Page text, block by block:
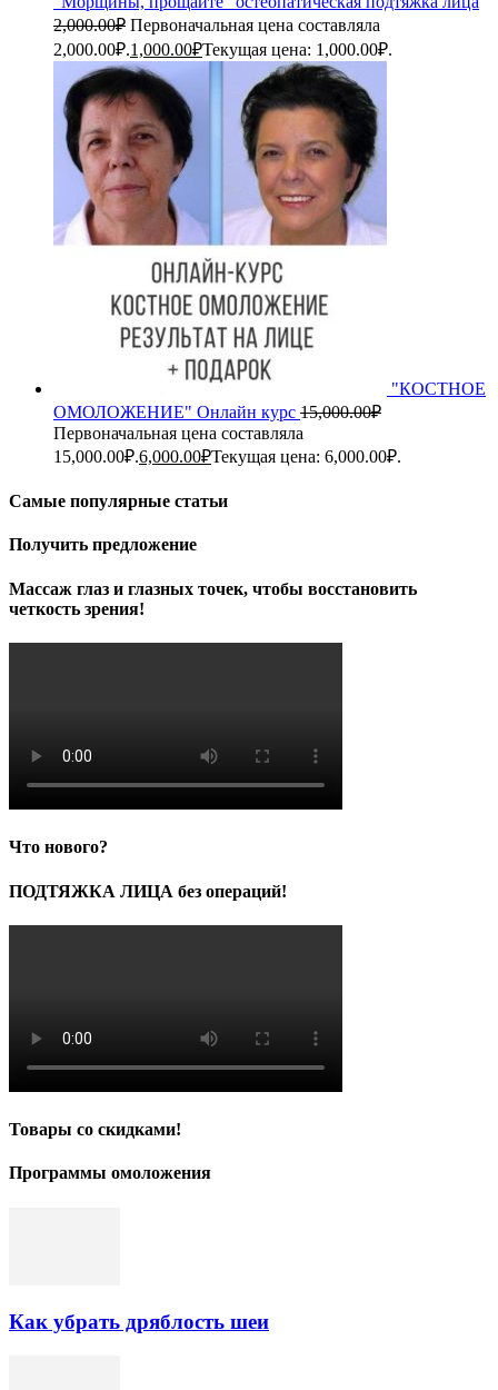
2,000.00₽ Первоначальная цена составляла
2,000.00₽.1,000.00₽Текущая цена: 1,000.00₽.
"КОСТНОЕ
ОМОЛОЖЕНИЕ" Онлайн курс 15,000.00₽
Первоначальная цена составляла
15,000.00₽.6,000.00₽Текущая цена: 6,000.00₽.
Самые популярные статьи
Получить предложение
Массаж глаз и глазных точек, чтобы восстановить
четкость зрения!
Что нового?
ПОДТЯЖКА ЛИЦА без операций!
Товары со скидками!
Программы омоложения
Как убрать дряблость шеи